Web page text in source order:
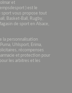
et
) est le
sport vous propose tout
Basket-Ball, Rugby,
de sport en Alsace,
la personnalisation
Uhlsport, Erima,
récompenses
et protection pour
les arbitres et les